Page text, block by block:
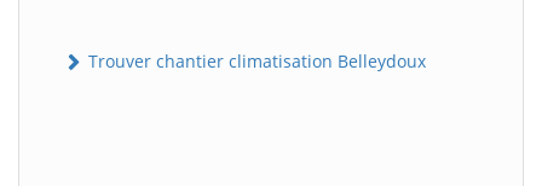
Trouver chantier climatisation Belleydoux